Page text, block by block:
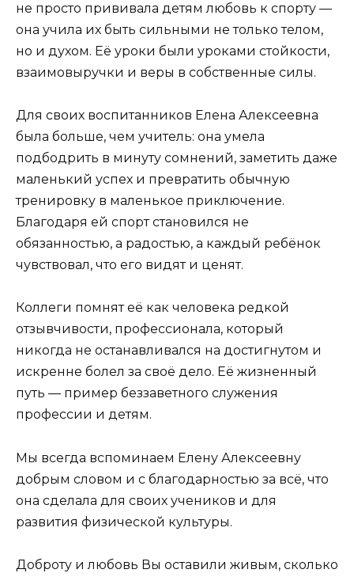
не просто прививала детям любовь к спорту —
она учила их быть сильными не только телом,
но и духом. Её уроки были уроками стойкости,
взаимовыручки и веры в собственные силы.
Для своих воспитанников Елена Алексеевна
была больше, чем учитель: она умела
подбодрить в минуту сомнений, заметить даже
маленький успех и превратить обычную
тренировку в маленькое приключение.
Благодаря ей спорт становился не
обязанностью, а радостью, а каждый ребёнок
чувствовал, что его видят и ценят.
Коллеги помнят её как человека редкой
отзывчивости, профессионала, который
никогда не останавливался на достигнутом и
искренне болел за своё дело. Её жизненный
путь — пример беззаветного служения
профессии и детям.
Мы всегда вспоминаем Елену Алексеевну
добрым словом и с благодарностью за всё, что
она сделала для своих учеников и для
развития физической культуры.
Доброту и любовь Вы оставили живым, сколько